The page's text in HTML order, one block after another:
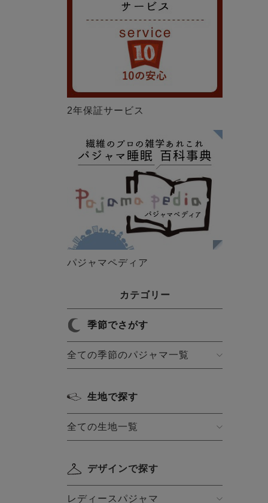
2年保証サービス
パジャマペディア
カテゴリー
季節でさがす
全ての季節のパジャマ一覧
生地で探す
全ての生地一覧
デザインで探す
レディースパジャマ